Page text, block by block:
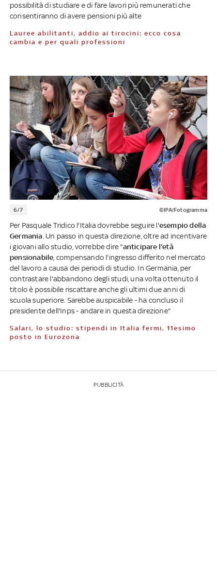
possibilità di studiare e di fare lavori più remunerati che
consentiranno di avere pensioni più alte
Lauree abilitanti, addio ai tirocini: ecco cosa
cambia e per quali professioni
6/7 ©IPA/Fotogramma
Per Pasquale Tridico l'Italia dovrebbe seguire l'esempio della
Germania . Un passo in questa direzione, oltre ad incentivare
i giovani allo studio, vorrebbe dire "anticipare l'età
pensionabile , compensando l'ingresso differito nel mercato
del lavoro a causa dei periodi di studio. In Germania, per
contrastare l'abbandono degli studi, una volta ottenuto il
titolo è possibile riscattare anche gli ultimi due anni di
scuola superiore. Sarebbe auspicabile - ha concluso il
presidente dell'Inps - andare in questa direzione"
Salari, lo studio: stipendi in Italia fermi, 11esimo
posto in Eurozona
PUBBLICITÀ